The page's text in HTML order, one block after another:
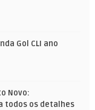
Gol CLI ano
Novo:
todos os detalhes